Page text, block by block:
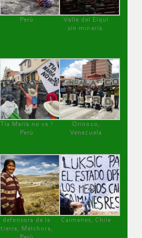
Perú
Valle del Elqui
sin minería.
Tía María no va !
Perú
Orinoco,
Venezuela
defensora de la
tierra, Melchora,
Caimanes, Chile